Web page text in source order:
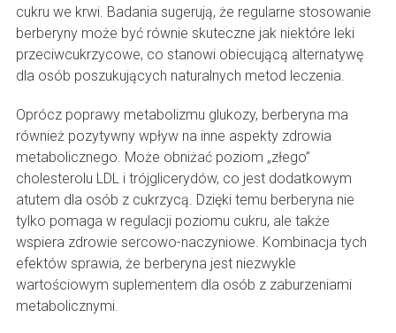
cukru we krwi. Badania sugerują, że regularne stosowanie
berberyny może być równie skuteczne jak niektóre leki
przeciwcukrzycowe, co stanowi obiecującą alternatywę
dla osób poszukujących naturalnych metod leczenia.
Oprócz poprawy metabolizmu glukozy, berberyna ma
również pozytywny wpływ na inne aspekty zdrowia
metabolicznego. Może obniżać poziom „złego”
cholesterolu LDL i trójglicerydów, co jest dodatkowym
atutem dla osób z cukrzycą. Dzięki temu berberyna nie
tylko pomaga w regulacji poziomu cukru, ale także
wspiera zdrowie sercowo-naczyniowe. Kombinacja tych
efektów sprawia, że berberyna jest niezwykle
wartościowym suplementem dla osób z zaburzeniami
metabolicznymi.